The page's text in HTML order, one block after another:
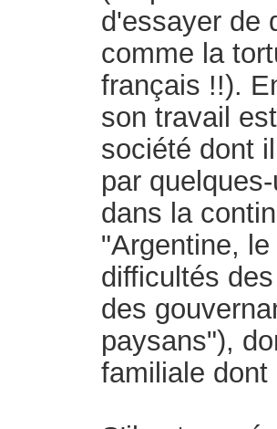
d'essayer de
comme la
français !!).
son travail
société dont
par
dans la
"Argentine,
difficultés
des
paysans"),
familiale